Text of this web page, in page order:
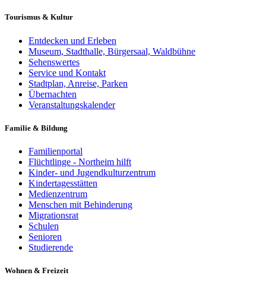
Tourismus & Kultur
Entdecken und Erleben
Museum, Stadthalle, Bürgersaal, Waldbühne
Sehenswertes
Service und Kontakt
Stadtplan, Anreise, Parken
Übernachten
Veranstaltungskalender
Familie & Bildung
Familienportal
Flüchtlinge - Northeim hilft
Kinder- und Jugendkulturzentrum
Kindertagesstätten
Medienzentrum
Menschen mit Behinderung
Migrationsrat
Schulen
Senioren
Studierende
Wohnen & Freizeit